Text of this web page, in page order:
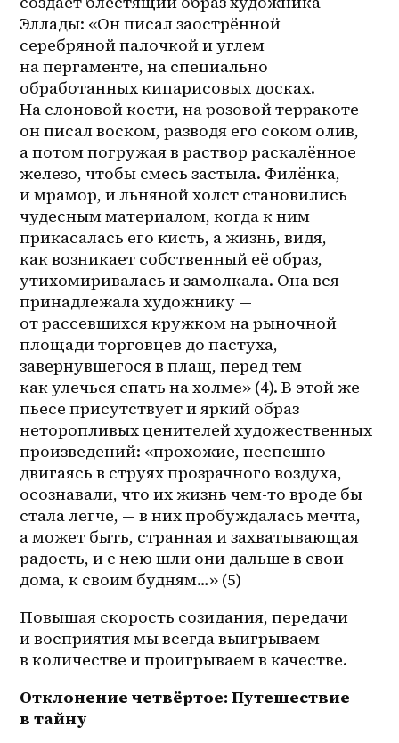
Эллады: «Он писал заострённой
серебряной палочкой и углем
на пергаменте, на специально
обработанных кипарисовых досках.
На слоновой кости, на розовой терракоте
он писал воском, разводя его соком олив,
а потом погружая в раствор раскалённое
железо, чтобы смесь застыла. Филёнка,
и мрамор, и льняной холст становились
чудесным материалом, когда к ним
прикасалась его кисть, а жизнь, видя,
как возникает собственный её образ,
утихомиривалась и замолкала. Она вся
принадлежала художнику —
от рассевшихся кружком на рыночной
площади торговцев до пастуха,
завернувшегося в плащ, перед тем
как улечься спать на холме» (4). В этой же
пьесе присутствует и яркий образ
неторопливых ценителей художественных
произведений: «прохожие, неспешно
двигаясь в струях прозрачного воздуха,
осознавали, что их жизнь чем-то вроде бы
стала легче, — в них пробуждалась мечта,
а может быть, странная и захватывающая
радость, и с нею шли они дальше в свои
дома, к своим будням…» (5)
Повышая скорость созидания, передачи
и восприятия мы всегда выигрываем
в количестве и проигрываем в качестве.
Отклонение четвёртое: Путешествие
в тайну